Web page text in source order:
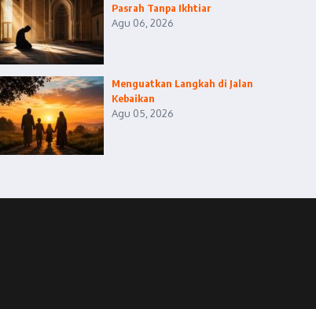
Pasrah Tanpa Ikhtiar
Agu 06, 2026
Menguatkan Langkah di Jalan
Kebaikan
Agu 05, 2026